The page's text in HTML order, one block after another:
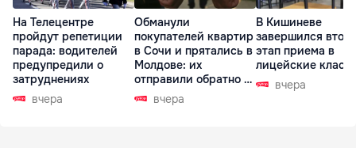
На Телецентре
пройдут репетиции
парада: водителей
предупредили о
затруднениях
вчера
Обманули
покупателей квартир
в Сочи и прятались в
Молдове: их
отправили обратно в
РФ вчера
В Кишиневе
завершился
этап приема в
лицейские
вчера